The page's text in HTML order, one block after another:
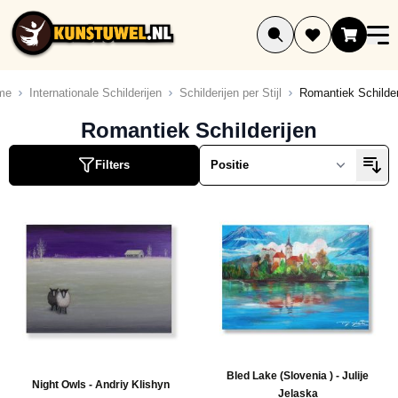
Ga naar de inhoud
Internationale Schilderijen Schilderijen per Stijl Romantiek
Romantiek Schilderijen
Filters
Night Owls - Andriy Klishyn
Bled Lake (Slovenia ) - Julije
Jelaska